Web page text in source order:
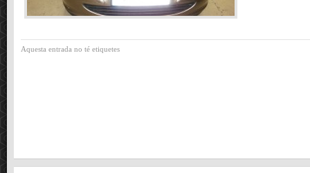
Aquesta entrada no té etiquetes